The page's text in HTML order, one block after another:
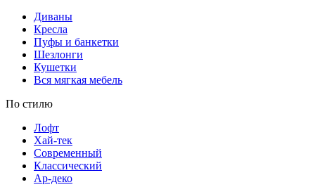
Диваны
Кресла
Пуфы и банкетки
Шезлонги
Кушетки